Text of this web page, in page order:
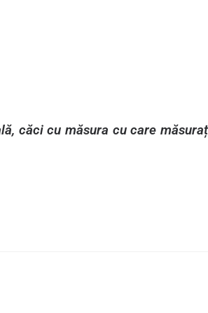
căci cu măsura cu care